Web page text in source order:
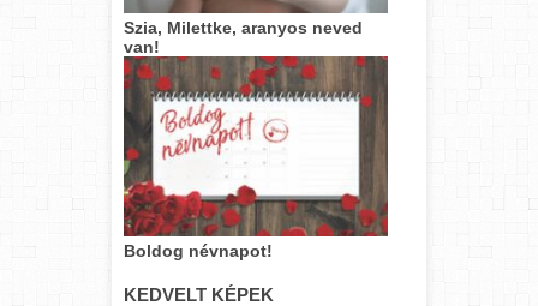
Szia, Milettke, aranyos neved
van!
Boldog névnapot!
KEDVELT KÉPEK